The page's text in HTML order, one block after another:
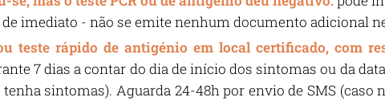
imediato - não se emite nenhum documento adicional
teste rápido de antigénio em local certificado, com
7 dias a contar do dia de início dos sintomas ou da
sintomas). Aguarda 24-48h por envio de SMS (caso